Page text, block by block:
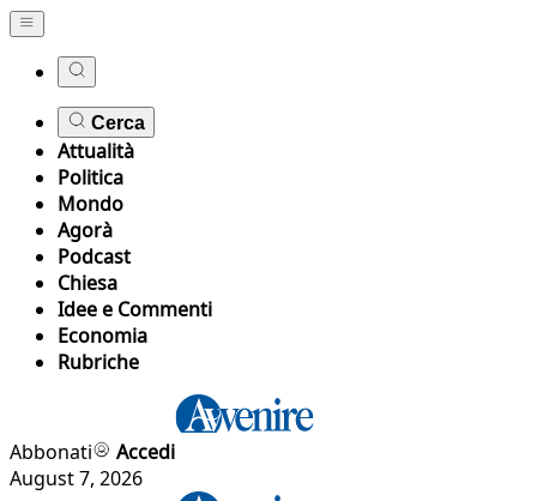
Cerca
Attualità
Politica
Mondo
Agorà
Podcast
Chiesa
Idee e Commenti
Economia
Rubriche
Abbonati
Accedi
August 7, 2026